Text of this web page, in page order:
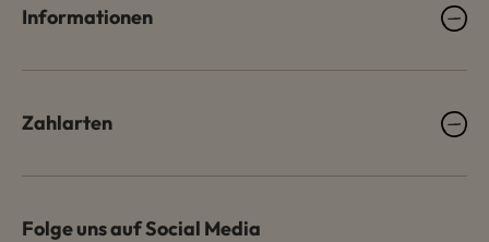
Informationen
Zahlarten
Folge uns auf Social Media